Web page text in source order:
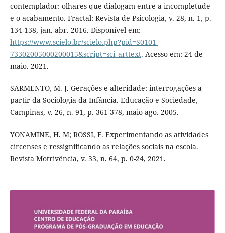
contemplador: olhares que dialogam entre a incompletude
e o acabamento. Fractal: Revista de Psicologia, v. 28, n. 1, p.
134-138, jan.-abr. 2016. Disponível em:
https://www.scielo.br/scielo.php?pid=S0101-
73302005000200015&script=sci_arttext. Acesso em: 24 de
maio. 2021.
SARMENTO, M. J. Gerações e alteridade: interrogações a
partir da Sociologia da Infância. Educação e Sociedade,
Campinas, v. 26, n. 91, p. 361-378, maio-ago. 2005.
YONAMINE, H. M; ROSSI, F. Experimentando as atividades
circenses e ressignificando as relações sociais na escola.
Revista Motrivência, v. 33, n. 64, p. 0-24, 2021.